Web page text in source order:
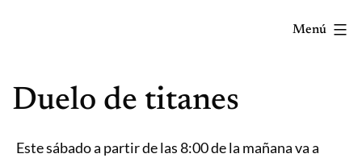
mola...
lo
Menú
Duelo de titanes
Este sábado a partir de las 8:00 de la mañana va a